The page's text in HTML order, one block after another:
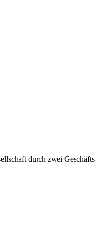
durch zwei